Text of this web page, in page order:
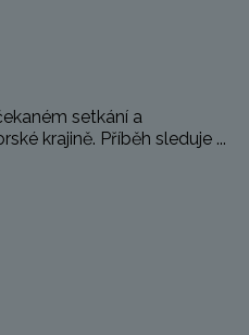
setkání a
krajině. Příběh sleduje ...